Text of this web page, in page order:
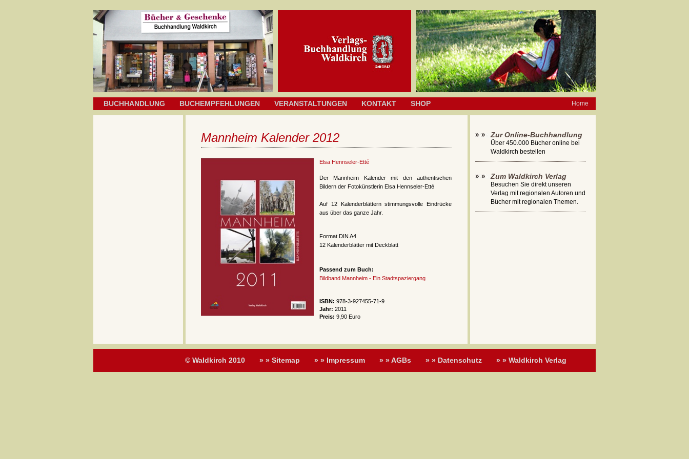
BUCHHANDLUNG BUCHEMPFEHLUNGEN VERANSTALTUNGEN KONTAKT SHOP Home
Mannheim Kalender 2012
Elsa Hennseler-Etté
Der Mannheim Kalender mit den authentischen
Bildern der Fotokünstlerin Elsa Hennseler-Etté
Auf 12 Kalenderblättern stimmungsvolle Eindrücke
aus über das ganze Jahr.
Format DIN A4
12 Kalenderblätter mit Deckblatt
Passend zum Buch:
Bildband Mannheim - Ein Stadtspaziergang
ISBN: 978-3-927455-71-9
Jahr: 2011
Preis: 9,90 Euro
Zur Online-Buchhandlung
Über 450.000 Bücher online bei
Waldkirch bestellen
Zum Waldkirch Verlag
Besuchen Sie direkt unseren
Verlag mit regionalen Autoren und
Bücher mit regionalen Themen.
© Waldkirch 2010 » » Sitemap » » Impressum » » AGBs » » Datenschutz » » Waldkirch Verlag